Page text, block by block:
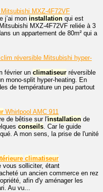
Mitsubishi MXZ-4F72VF
j’ai mon installation qui est
Mitsubishi MXZ-4F72VF reliée à 3
un appartement de 80m² qui a
réversible Mitsubishi hyper-
février un climatiseur réversible
mono-split hyper-heating. En
de température un peu partout
Whirlpool AMC 911
de bêtise sur l'installation de
conseils . Car le guide
A mon sens, la prise de l'unité
climatiseur
vous solliciter, étant
un ancien commerce en rez
afin d'y aménager les
Au vu...